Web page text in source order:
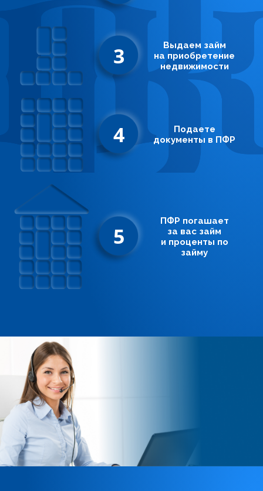
3
Выдаем займ
на приобретение
недвижимости
4
Подаете
документы в ПФР
5
ПФР погашает
за вас займ
и проценты по
займу